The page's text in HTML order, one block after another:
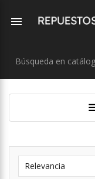

Relevancia